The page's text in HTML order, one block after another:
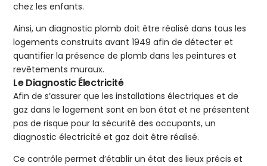
chez les enfants.
Ainsi, un diagnostic plomb doit être réalisé dans tous les
logements construits avant 1949 afin de détecter et
quantifier la présence de plomb dans les peintures et
revêtements muraux.
Le Diagnostic Électricité
Afin de s’assurer que les installations électriques et de
gaz dans le logement sont en bon état et ne présentent
pas de risque pour la sécurité des occupants, un
diagnostic électricité et gaz doit être réalisé.
Ce contrôle permet d’établir un état des lieux précis et